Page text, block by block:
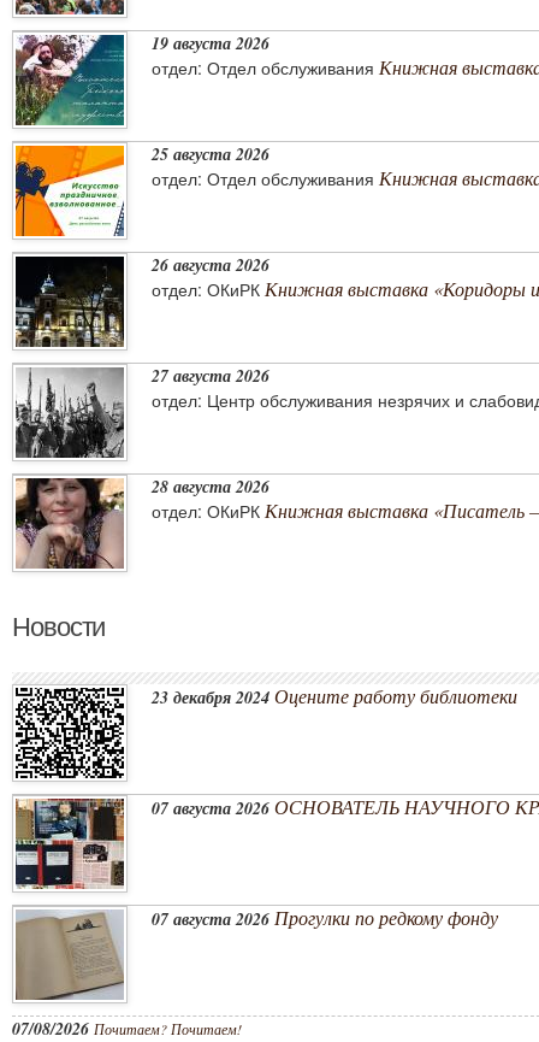
19 августа 2026
отдел: Отдел обслуживания Книжная
25 августа 2026
отдел: Отдел обслуживания Книжная
26 августа 2026
отдел: ОКиРК Книжная выставка «Коридоры
27 августа 2026
отдел: Центр обслуживания незрячих и
28 августа 2026
отдел: ОКиРК Книжная выставка «Писатель
Новости
23 декабря 2024 Оцените работу библиотеки
07 августа 2026 ОСНОВАТЕЛЬ НАУЧНОГО
07 августа 2026 Прогулки по редкому фонду
07/08/2026 Почитаем? Почитаем!